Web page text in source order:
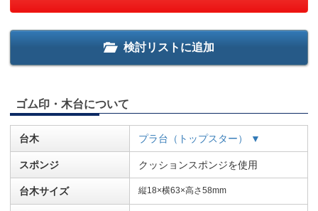
検討リストに追加
ゴム印・木台について
台木 プラ台（トップスター） ▼
スポンジ クッションスポンジを使用
台木サイズ 縦18×横63×高さ58mm